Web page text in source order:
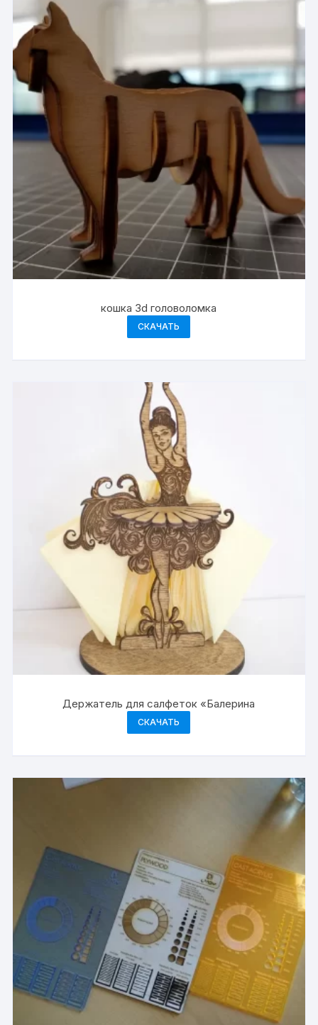
кошка 3d головоломка
СКАЧАТЬ
Держатель для салфеток «Балерина
СКАЧАТЬ